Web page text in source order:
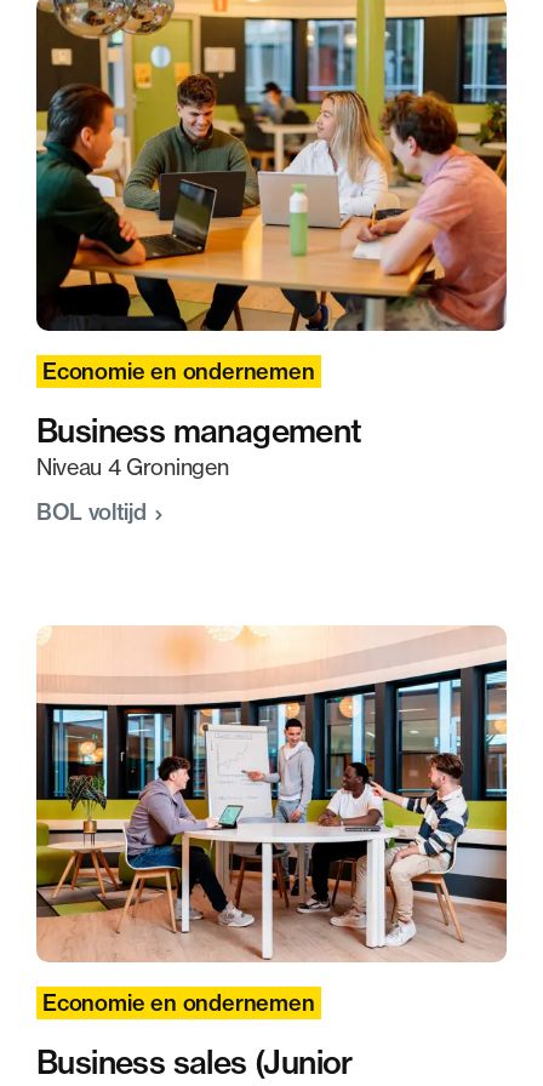
Business management
Economie en ondernemen
Niveau 4 Groningen
BOL voltijd
Business sales (Junior
Economie en ondernemen